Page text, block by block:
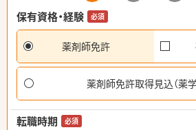
保有資格・経験
必須
薬剤師免許
薬剤師免許取得見込（薬学
転職時期 必須